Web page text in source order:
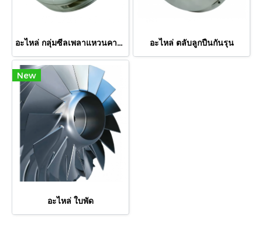
อะไหล่ กลุ่มซีลเพลาแหวนคาร์บอน อะไหล่ ตลับลูกปืนกันรุน
New
อะไหล่ ใบพัด